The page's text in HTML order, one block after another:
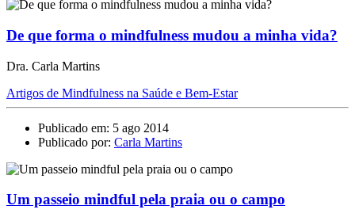
De que forma o mindfulness mudou a minha vida?
Dra. Carla Martins
Artigos de Mindfulness na Saúde e Bem-Estar
Publicado em: 5 ago 2014
Publicado por: Carla Martins
Um passeio mindful pela praia ou o campo